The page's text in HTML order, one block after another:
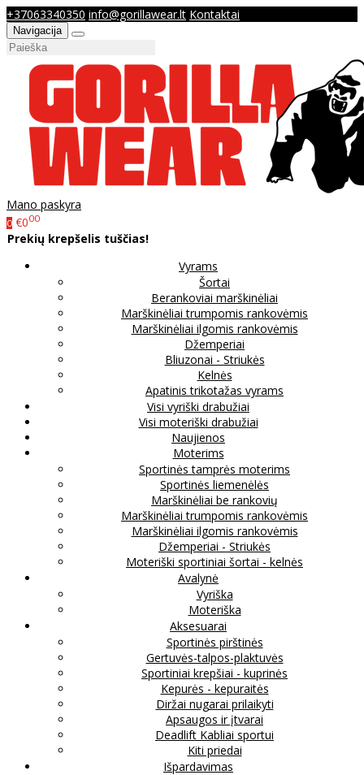
+37063340350 info@gorillawear.lt Kontaktai
Navigacija
Mano paskyra
0 €000
Prekių krepšelis tuščias!
Vyrams
Šortai
Berankoviai marškinėliai
Marškinėliai trumpomis rankovėmis
Marškinėliai ilgomis rankovėmis
Džemperiai
Bliuzonai - Striukės
Kelnės
Apatinis trikotažas vyrams
Visi vyriški drabužiai
Visi moteriški drabužiai
Naujienos
Moterims
Sportinės tamprės moterims
Sportinės liemenėlės
Marškinėliai be rankovių
Marškinėliai trumpomis rankovėmis
Marškinėliai ilgomis rankovėmis
Džemperiai - Striukės
Moteriški sportiniai šortai - kelnės
Avalynė
Vyriška
Moteriška
Aksesuarai
Sportinės pirštinės
Gertuvės-talpos-plaktuvės
Sportiniai krepšiai - kuprinės
Kepurės - kepuraitės
Diržai nugarai prilaikyti
Apsaugos ir įtvarai
Deadlift Kabliai sportui
Kiti priedai
Išpardavimas